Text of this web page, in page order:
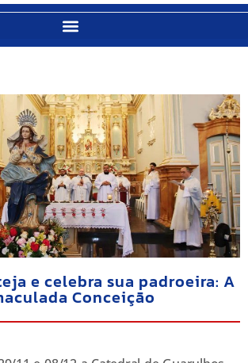
e celebra sua padroeira: A
Conceição